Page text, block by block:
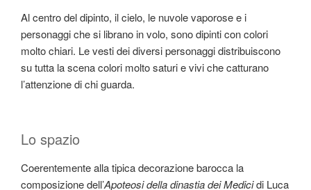
Al centro del dipinto, il cielo, le nuvole vaporose e i
personaggi che si librano in volo, sono dipinti con colori
molto chiari. Le vesti dei diversi personaggi distribuiscono
su tutta la scena colori molto saturi e vivi che catturano
l’attenzione di chi guarda.
Lo spazio
Coerentemente alla tipica decorazione barocca la
composizione dell’Apoteosi della dinastia dei Medicidi Luca